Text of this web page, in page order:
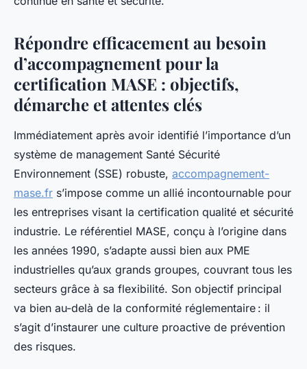
Répondre efficacement au besoin
d’accompagnement pour la
certification MASE : objectifs,
démarche et attentes clés
Immédiatement après avoir identifié l’importance d’un
système de management Santé Sécurité
Environnement (SSE) robuste, accompagnement-
mase.fr s’impose comme un allié incontournable pour
les entreprises visant la certification qualité et sécurité
industrie. Le référentiel MASE, conçu à l’origine dans
les années 1990, s’adapte aussi bien aux PME
industrielles qu’aux grands groupes, couvrant tous les
secteurs grâce à sa flexibilité. Son objectif principal
va bien au-delà de la conformité réglementaire : il
s’agit d’instaurer une culture proactive de prévention
des risques.